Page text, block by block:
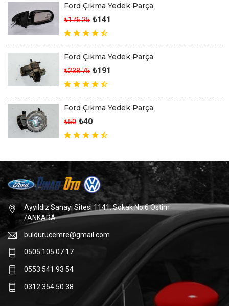
Ford Çıkma Yedek Parça
₺176.25 ₺141
Ford Çıkma Yedek Parça
₺238.75 ₺191
Ford Çıkma Yedek Parça
₺50 ₺40
Ayyıldız Sanayi Sitesi 1141. Sokak No:6 Ostim
/ANKARA
buldurucemre@gmail.com
0505 105 07 17
0553 541 93 54
0312 354 50 38